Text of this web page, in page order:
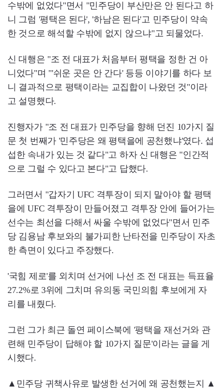
수밖에 없었다"면서 "민주당이 부산만은 안 된다고 하
니 그럼 '평택은 된다', '하남은 된다'고 민주당이 약속
한 것으로 해석할 수밖에 없지 않으냐"고 되물었다.
신 대행은 "조 전 대표가 처음부터 평택을 정한 건 아
니었다"며 "'쉬운 곳은 안 간다' 등등 이야기를 하다 보
니 결과적으로 평택이라는 교집합이 나왔던 것"이라
고 설명했다.
진행자가 "조 전 대표가 민주당을 향해 던진 10가지 질
문 첫 번째가 '민주당은 왜 평택을에 공천했냐'였다. 섭
섭한 속내가 있는 것 같다"고 하자 신 대행은 "인간적
으로 그럴 수 있다고 본다"고 답했다.
그러면서 "갑자기 UFC 격투장이 되지 말아야 할 평택
을에 UFC 격투장이 만들어졌고 격투장 안에 들어가는
선수는 최선을 다해서 싸울 수밖에 없었다"면서 민주
당 김용남 후보와의 불가피한 난타전을 민주당이 자초
한 측면이 있다고 주장했다.
'국힘 제로'를 외치며 선거에 나선 조 전 대표는 득표율
27.2%로 3위에 그치며 유의동 국민의힘 후보에게 자
리를 내줬다.
그런 그가 최근 돌연 페이스북에 '평택을 재선거와 관
련해 민주당이 답해야 할 10가지 질문'이라는 글을 게
시했다.
▲민주당 귀책사유로 발생한 선거에 왜 공천했는지 ▲